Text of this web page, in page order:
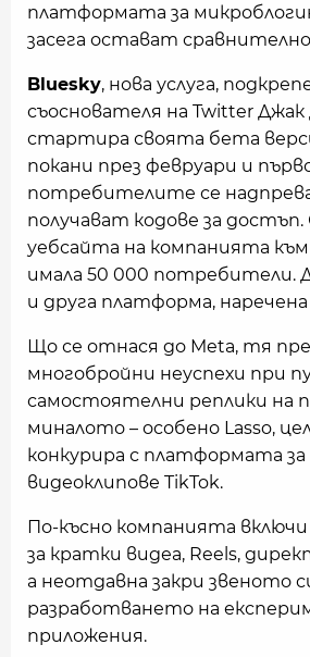
платформата за
засега остават
Bluesky, нова услуга,
съоснователя на Twitter Джак
стартира своята бета
покани през февруари и
потребителите се
получават кодове за достъп.
уебсайта на компанията
имала 50 000 потребители.
и друга платформа, наречена
Що се отнася до Meta, тя
многобройни неуспехи при
самостоятелни реплики на
миналото – особено Lasso,
конкурира с платформата
видеоклипове TikTok.
По-късно компанията
за кратки видеа, Reels,
а неотдавна закри звеното
разработването на
приложения.